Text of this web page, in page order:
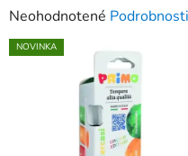
Priemerné
hodnotenie
Neohodnotené
NOVINKA